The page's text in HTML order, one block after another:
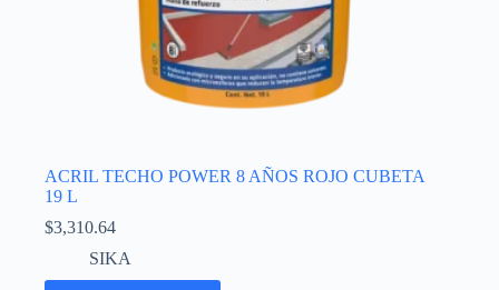
ACRIL TECHO POWER 8 AÑOS ROJO CUBETA
19 L
$3,310.64
SIKA